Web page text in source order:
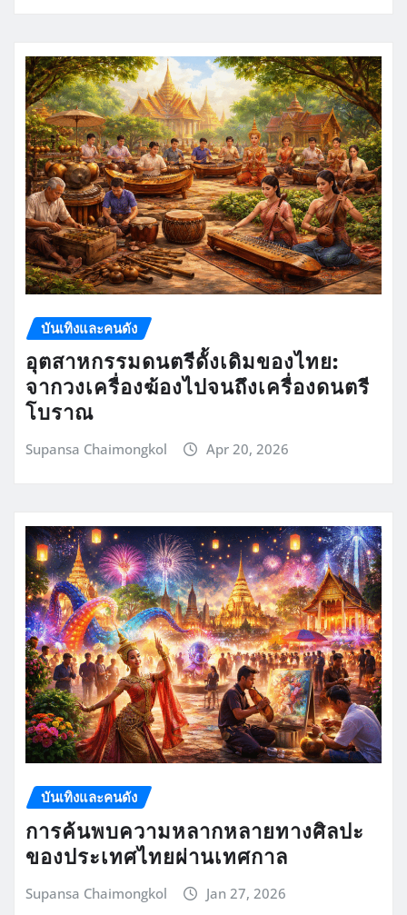
บันเทิงและคนดัง
อุตสาหกรรมดนตรีดั้งเดิมของไทย:
จากวงเครื่องฆ้องไปจนถึงเครื่องดนตรี
โบราณ
Supansa Chaimongkol Apr 20, 2026
บันเทิงและคนดัง
การค้นพบความหลากหลายทางศิลปะ
ของประเทศไทยผ่านเทศกาล
Supansa Chaimongkol Jan 27, 2026